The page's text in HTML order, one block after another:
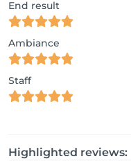
End result
Ambiance
Staff
Highlighted reviews: